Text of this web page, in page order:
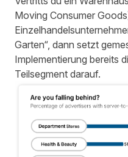
Moving Consumer
Garten“, dann setzt
Implementierung bereits
Teilsegment darauf.